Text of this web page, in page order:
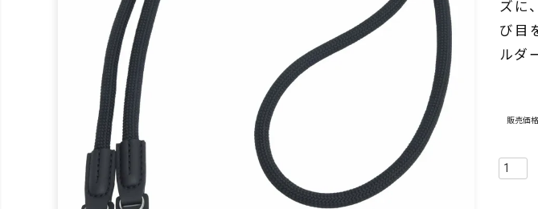
ズに
び目
ルダ
販売価格